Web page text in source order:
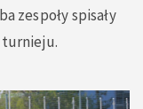
zespoły spisały
turnieju.